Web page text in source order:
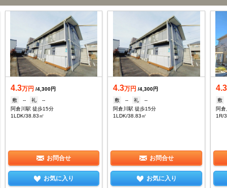
4.3万円 /4,300円
敷
-- 礼
--
阿倉川駅 徒歩15分
1LDK/38.83㎡
お問合せ
お気に入り
4.3万円 /4,300円
敷
-- 礼
--
阿倉川駅 徒歩15分
1LDK/38.83㎡
お問合せ
お気に入り
敷
阿
1R/